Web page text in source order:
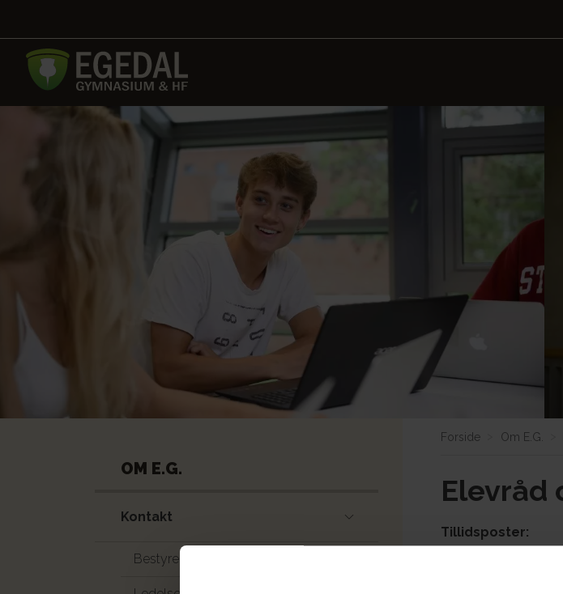
OM E.G.
Kontakt
Bestyrelsen
Forside Om E.G.
Elevråd
Tillidsposter:
Forperson og